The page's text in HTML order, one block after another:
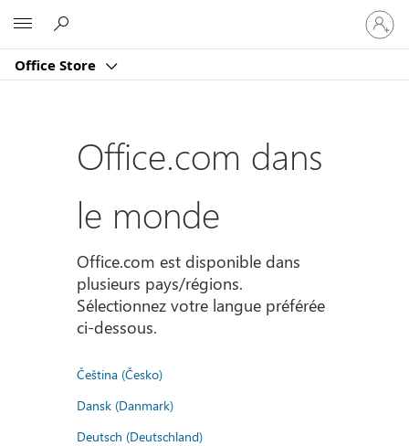
Office Store
vous
à
compte
Office.com dans
le monde
Office.com est disponible dans
plusieurs pays/régions.
Sélectionnez votre langue préférée
ci-dessous.
Čeština (Česko)
Dansk (Danmark)
Deutsch (Deutschland)